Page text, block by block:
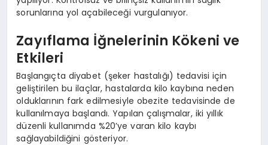
sorunlarına yol açabileceği vurgulanıyor.
Zayıflama İğnelerinin Kökeni ve
Etkileri
Başlangıçta diyabet (şeker hastalığı) tedavisi için
geliştirilen bu ilaçlar, hastalarda kilo kaybına neden
olduklarının fark edilmesiyle obezite tedavisinde de
kullanılmaya başlandı. Yapılan çalışmalar, iki yıllık
düzenli kullanımda %20’ye varan kilo kaybı
sağlayabildiğini gösteriyor.